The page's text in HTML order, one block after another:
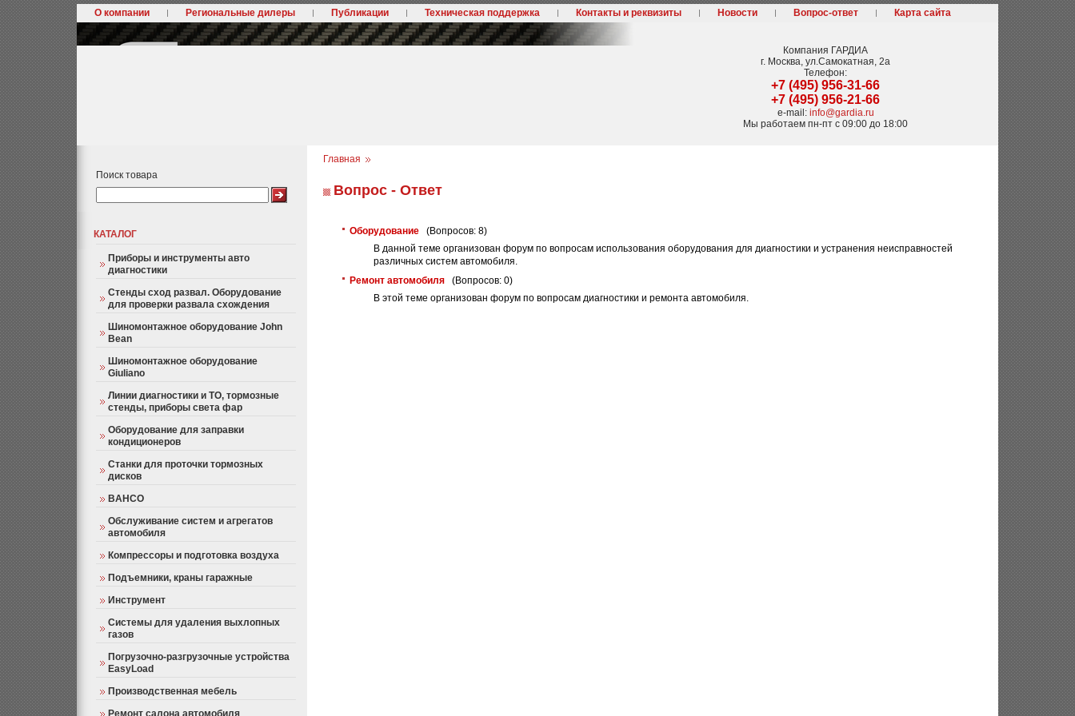
О компании Региональные дилеры Публикации Техническая поддержка Контакты и реквизиты Новости Вопрос-ответ Карта сайта
Компания ГАРДИА
г. Москва, ул.Самокатная, 2а
Телефон:
+7 (495) 956-31-66
+7 (495) 956-21-66
e-mail: info@gardia.ru
Мы работаем пн-пт с 09:00 до 18:00
Поиск товара
КАТАЛОГ
Приборы и инструменты авто
диагностики
Стенды сход развал. Оборудование
для проверки развала схождения
Шиномонтажное оборудование John
Bean
Шиномонтажное оборудование
Giuliano
Линии диагностики и ТО, тормозные
стенды, приборы света фар
Оборудование для заправки
кондиционеров
Станки для проточки тормозных
дисков
BAHCO
Обслуживание систем и агрегатов
автомобиля
Компрессоры и подготовка воздуха
Подъемники, краны гаражные
Инструмент
Системы для удаления выхлопных
газов
Погрузочно-разгрузочные устройства
EasyLoad
Производственная мебель
Ремонт салона автомобиля
Главная
Вопрос - Ответ
Оборудование
(Вопросов: 8)
В данной теме организован форум по вопросам использования оборудования для диагностики и устранения неисправностей
различных систем автомобиля.
Ремонт автомобиля
(Вопросов: 0)
В этой теме организован форум по вопросам диагностики и ремонта автомобиля.